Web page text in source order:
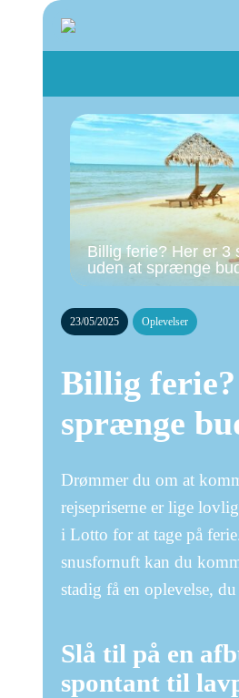
Billig ferie? Her er 3
uden at sprænge
23/05/2025 Oplevelser
Billig ferie?
sprænge
Drømmer du om at
rejsepriserne er lige
i Lotto for at tage på
snusfornuft kan du
stadig få en oplevelse,
Slå til på en
spontant til